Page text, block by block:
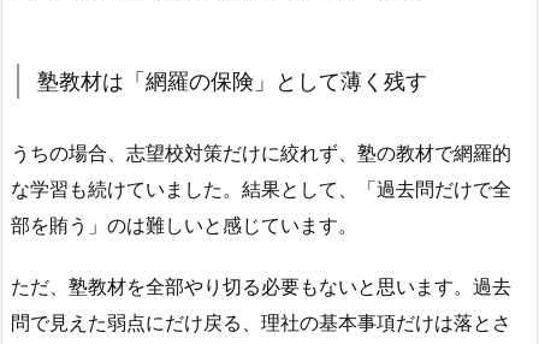
塾教材は「網羅の保険」として薄く残す
うちの場合、志望校対策だけに絞れず、塾の教材で網羅的
な学習も続けていました。結果として、「過去問だけで全
部を賄う」のは難しいと感じています。
ただ、塾教材を全部やり切る必要もないと思います。過去
問で見えた弱点にだけ戻る、理社の基本事項だけは落とさ